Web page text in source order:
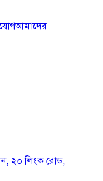
আমাদের
২০ লিংক রোড,